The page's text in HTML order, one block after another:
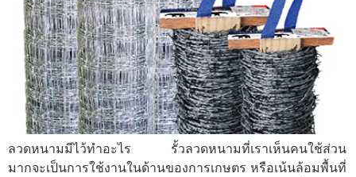
ลวดหนามมีไว้ทำอะไร รั้วลวดหนามที่เราเห็นคนใช้ส่วน
มากจะเป็นการใช้งานในด้านของการเกษตร หรือเน้นล้อมพื้นที่